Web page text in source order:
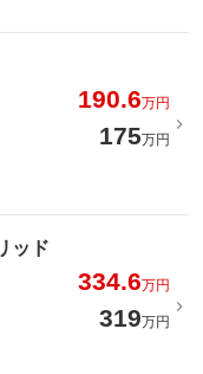
190.6万円
175万円
ッド
334.6万円
319万円